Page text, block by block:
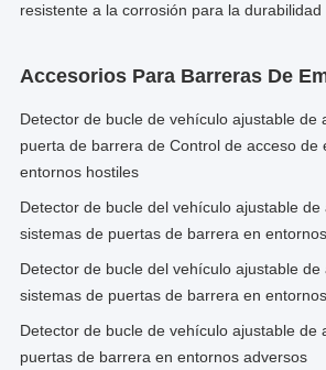
resistente a la corrosión para la durabilidad
Accesorios Para Barreras De
Detector de bucle de vehículo ajustable de
puerta de barrera de Control de acceso de
entornos hostiles
Detector de bucle del vehículo ajustable de
sistemas de puertas de barrera en
Detector de bucle del vehículo ajustable de
sistemas de puertas de barrera en
Detector de bucle de vehículo ajustable de
puertas de barrera en entornos adversos